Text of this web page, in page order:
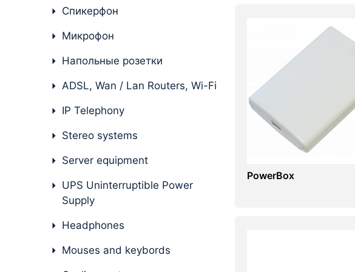
Server equipment
UPS Uninterruptible Power
Cooling systems
Server equipment
Video conferencing
Digital Signage
Video surveillance
PC
PowerBox
Спикерфон
Микрофон
Напольные розетки
ADSL, Wan / Lan Routers, Wi-Fi
IP Telephony
Stereo systems
Server equipment
UPS Uninterruptible Power
Supply
Headphones
Mouses and keybords